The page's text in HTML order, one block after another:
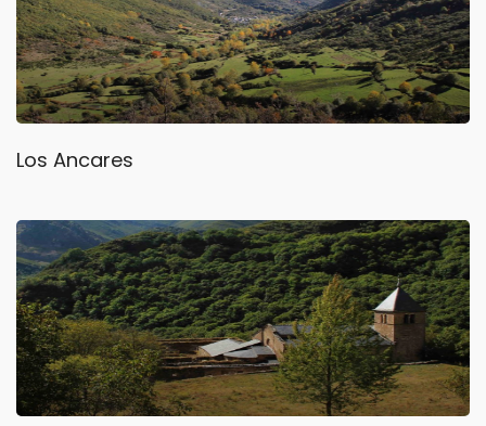
Los Ancares